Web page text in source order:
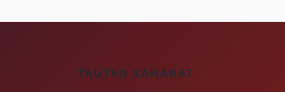
TAUTAN SAHABAT